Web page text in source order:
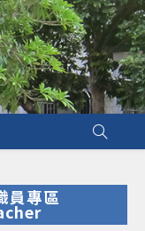
員專區